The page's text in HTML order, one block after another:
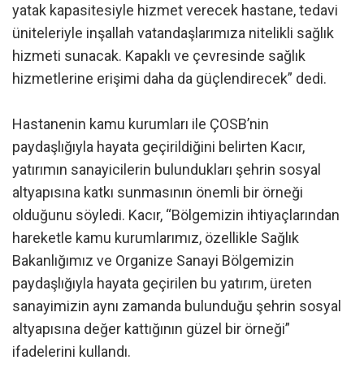
yatak kapasitesiyle hizmet verecek hastane, tedavi
üniteleriyle inşallah vatandaşlarımıza nitelikli sağlık
hizmeti sunacak. Kapaklı ve çevresinde sağlık
hizmetlerine erişimi daha da güçlendirecek” dedi.
Hastanenin kamu kurumları ile ÇOSB’nin
paydaşlığıyla hayata geçirildiğini belirten Kacır,
yatırımın sanayicilerin bulundukları şehrin sosyal
altyapısına katkı sunmasının önemli bir örneği
olduğunu söyledi. Kacır, “Bölgemizin ihtiyaçlarından
hareketle kamu kurumlarımız, özellikle Sağlık
Bakanlığımız ve Organize Sanayi Bölgemizin
paydaşlığıyla hayata geçirilen bu yatırım, üreten
sanayimizin aynı zamanda bulunduğu şehrin sosyal
altyapısına değer kattığının güzel bir örneği”
ifadelerini kullandı.